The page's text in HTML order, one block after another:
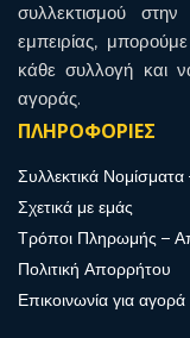
συλλεκτισμού
εμπειρίας,
κάθε συλλογή και
αγοράς.
ΠΛΗΡΟΦΟΡΙΕΣ
Συλλεκτικά
Σχετικά με εμάς
Τρόποι Πληρωμής –
Πολιτική Απορρήτου
Επικοινωνία για